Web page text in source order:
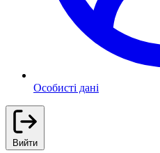
Особисті дані
Вийти